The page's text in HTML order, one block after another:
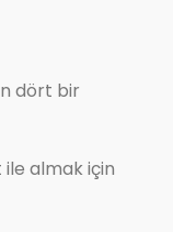
dört bir
almak için